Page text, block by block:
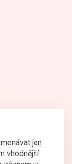
jen
vhodnější